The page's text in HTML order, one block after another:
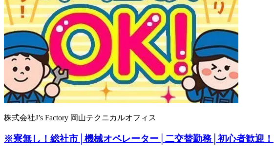
株式会社J’s Factory 岡山テクニカルオフィス
※寮無し！総社市│機械オペレーター│二交替勤務│初心者歓迎！